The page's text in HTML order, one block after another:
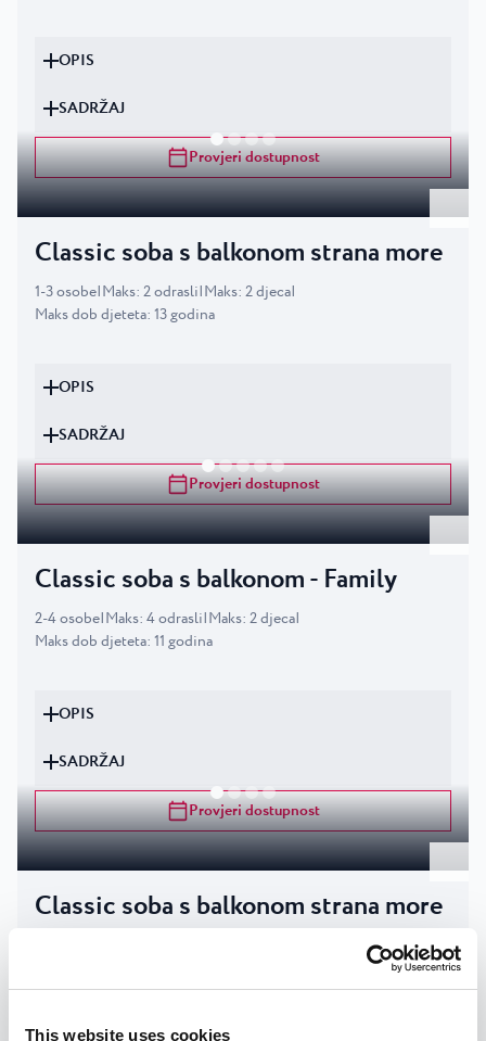
This website uses cookies
OPIS
SADRŽAJ
Provjeri dostupnost
Classic soba s balkonom strana more
1-3osobe|Maks: 2odrasli|Maks: 2djeca|
Maks dob djeteta: 13godina
OPIS
SADRŽAJ
Provjeri dostupnost
Classic soba s balkonom - Family
2-4osobe|Maks: 4odrasli|Maks: 2djeca|
Maks dob djeteta: 11 godina
OPIS
SADRŽAJ
Provjeri dostupnost
Classic soba s balkonom strana more
2-4osobe|Maks:4odrasli|Maks:2djeca|